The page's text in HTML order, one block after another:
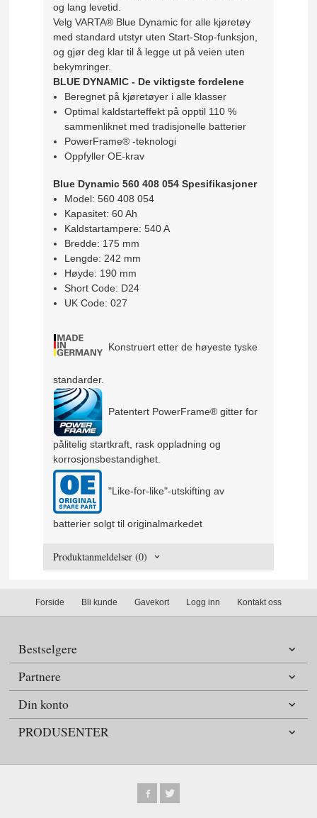
og lang levetid.
Velg VARTA® Blue Dynamic for alle kjøretøy
med standard utstyr uten Start-Stop-funksjon,
og gjør deg klar til å legge ut på veien uten
bekymringer.
BLUE DYNAMIC - De viktigste fordelene
Beregnet på kjøretøyer i alle klasser
Optimal kaldstarteffekt på opptil 110 %
sammenliknet med tradisjonelle batterier
PowerFrame® -teknologi
Oppfyller OE-krav
Blue Dynamic 560 408 054 Spesifikasjoner
Model: 560 408 054
Kapasitet: 60 Ah
Kaldstartampere: 540 A
Bredde: 175 mm
Lengde: 242 mm
Høyde: 190 mm
Short Code: D24
UK Code: 027
Konstruert etter de høyeste tyske
standarder.
Patentert PowerFrame® gitter for
pålitelig startkraft, rask oppladning og
korrosjonsbestandighet.
"Like-for-like"-utskifting av
batterier solgt til originalmarkedet
Produktanmeldelser (0)
Forside Bli kunde Gavekort Logg inn Kontakt oss
Bestselgere
Partnere
Din konto
PRODUSENTER